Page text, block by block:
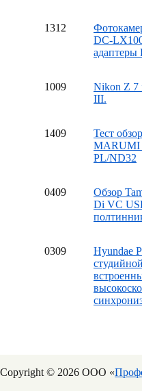
1312
DC-
адаптеры
1009
Nikon Z 7
III.
1409
Тест
MARUMI
PL/ND32
0409
Обзор
Di VC
0309
Hyundae
Copyright © 2026 ООО «